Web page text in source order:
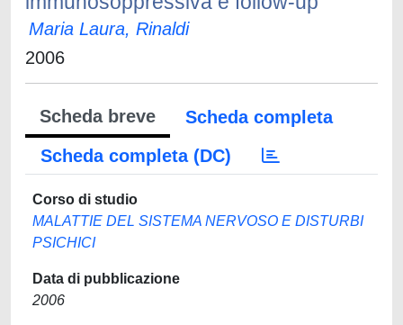
Maria Laura, Rinaldi
2006
Scheda breve
Scheda completa
Scheda completa (DC)
Corso di studio
MALATTIE DEL SISTEMA NERVOSO E DISTURBI
PSICHICI
Data di pubblicazione
2006